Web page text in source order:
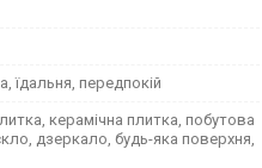
їдальня, передпокій
керамічна плитка, побутова
дзеркало, будь-яка поверхня,